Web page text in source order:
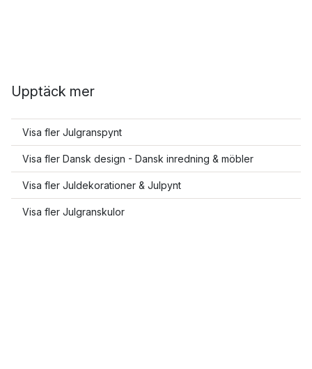
Upptäck mer
Visa fler Julgranspynt
Visa fler Dansk design - Dansk inredning & möbler
Visa fler Juldekorationer & Julpynt
Visa fler Julgranskulor